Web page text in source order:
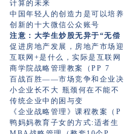
计算的未来
中国年轻人的创造力是可以培养
创新的十大微信公众账号
注意：大学生炒股无异于“无偿
促进房地产发展，房地产市场迎
互联网+是什么，实际是互联网
商学院战略管理教案（PP 7
百战百胜——市场竞争和企业决
小企业长不大 瓶颈何在不能不
传统企业中的困与变
《企业战略管理》课程教案（P
鸭妈妈教育子女的方式:适者生